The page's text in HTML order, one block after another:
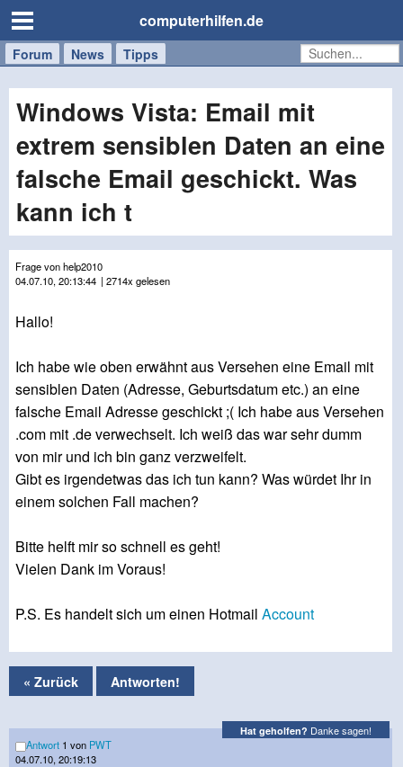
computerhilfen.de
Forum News Tipps
Handy
Tablet
Windows
Mac
Windows Vista: Email mit
extrem sensiblen Daten an eine
falsche Email geschickt. Was
kann ich t
Frage von help2010
04.07.10, 20:13:44 | 2714x gelesen
Hallo!
Ich habe wie oben erwähnt aus Versehen eine Email mit
sensiblen Daten (Adresse, Geburtsdatum etc.) an eine
falsche Email Adresse geschickt ;( Ich habe aus Versehen
.com mit .de verwechselt. Ich weiß das war sehr dumm
von mir und ich bin ganz verzweifelt.
Gibt es irgendetwas das ich tun kann? Was würdet Ihr in
einem solchen Fall machen?
Bitte helft mir so schnell es geht!
Vielen Dank im Voraus!
P.S. Es handelt sich um einen Hotmail Account
« Zurück Antworten!
Hat geholfen? Danke sagen!
Antwort 1 von PWT
04.07.10, 20:19:13